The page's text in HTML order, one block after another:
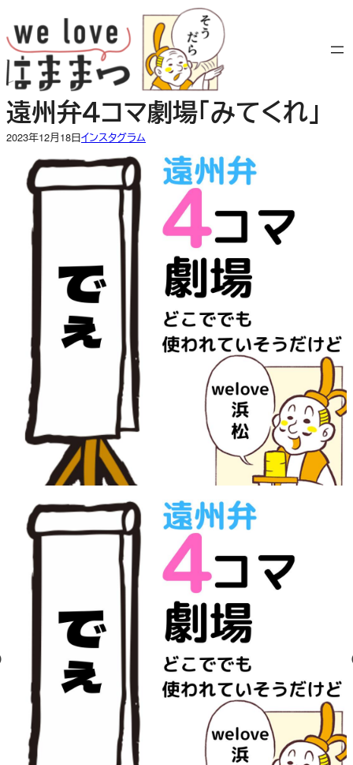
容
を
ス
キ
ッ
プ
遠州弁４コマ劇場「みてくれ」
2023年12月18日インスタグラム